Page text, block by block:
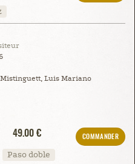
Luis Mariano
49.00 €
COMMANDER
Paso doble